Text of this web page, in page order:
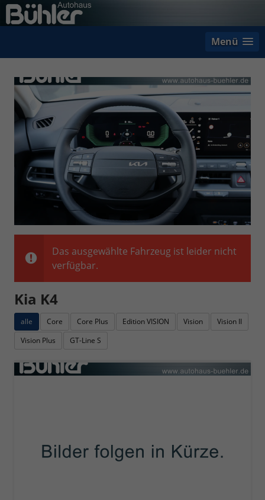
Menü
Das ausgewählte Fahrzeug ist leider nicht
verfügbar.
Kia K4
alle Core Core Plus Edition VISION Vision
Vision II
Vision Plus
GT-Line S